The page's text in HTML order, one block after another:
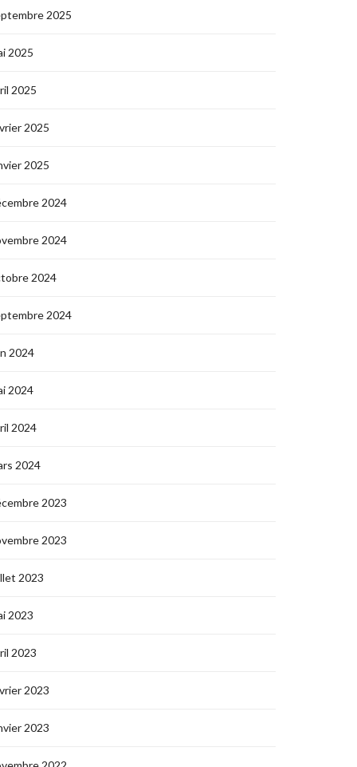
2025
2025
2025
2025
2025
2024
2024
2024
2024
2024
2024
2024
2024
2023
2023
2023
2023
2023
2023
2023